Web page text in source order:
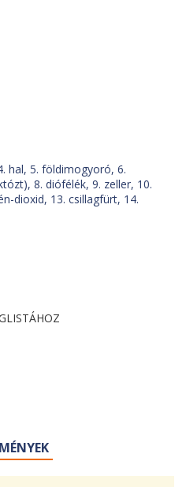
hal, 5. földimogyoró, 6.
8. diófélék, 9. zeller, 10.
dioxid, 13. csillagfürt, 14.